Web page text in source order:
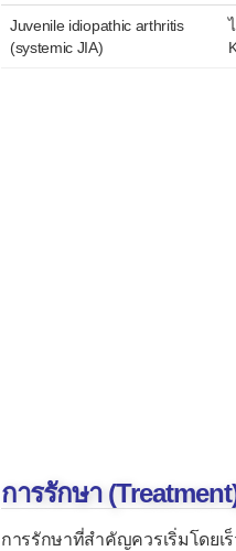
Juvenile idiopathic arthritis
(systemic JIA)
การรักษา
การรักษาที่สำคัญควรเริ่มโดยเ